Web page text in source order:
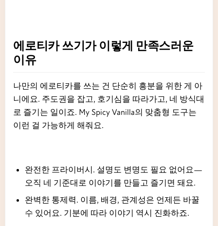
에로티카 쓰기가 이렇게 만족스러운
이유
나만의 에로티카를 쓰는 건 단순히 흥분을 위한 게 아
니에요. 주도권을 잡고, 호기심을 따라가고, 네 방식대
로 즐기는 일이죠. My Spicy Vanilla의 맞춤형 도구는
이런 걸 가능하게 해줘요.
완전한 프라이버시. 설명도 변명도 필요 없어요—
오직 네 기준대로 이야기를 만들고 즐기면 돼요.
완벽한 통제력. 이름, 배경, 관계성은 언제든 바꿀
수 있어요. 기분에 따라 이야기 역시 진화하죠.